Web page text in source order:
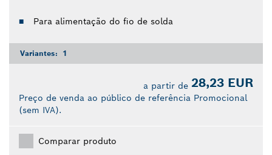
Para alimentação do fio de solda
Variantes: 1
a partir de 28,23 EUR
Preço de venda ao público de referência Promocional
(sem IVA).
Comparar produto